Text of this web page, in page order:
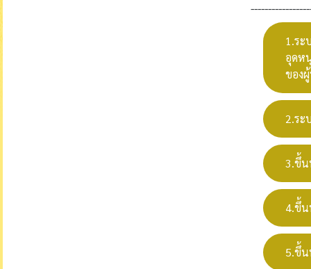
1.ระ
อุดห
ของ
2.ระ
3.ขึ้น
4.ขึ้
5.ขึ้น